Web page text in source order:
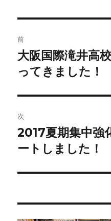
稿
ナ
ビ
ゲ
ー
ン
前
前
の
稿:
大阪国際滝井高
ってきました！
次
次
の
稿:
2017夏期集中強
ートしました！